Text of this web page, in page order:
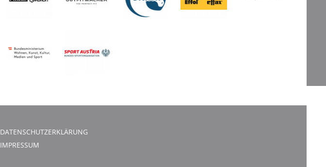
DATENSCHUTZERKLÄRUNG
IMPRESSUM